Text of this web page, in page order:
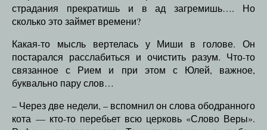
страдания прекратишь и в ад загремишь…. Но
сколько это займет времени?
Какая-то мысль вертелась у Миши в голове. Он
постарался расслабиться и очистить разум. Что-то
связанное с Рием и при этом с Юлей, важное,
буквально пару слов…
– Через две недели, – вспомнил он слова ободранного
кота — кто-то перебьет всю церковь «Слово Веры».